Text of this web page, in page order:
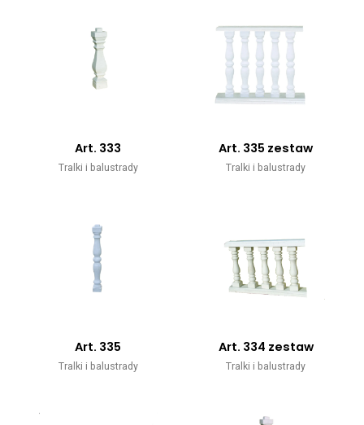
Art. 333
Tralki i balustrady
Art. 335 zestaw
Tralki i balustrady
Art. 335
Tralki i balustrady
Art. 334 zestaw
Tralki i balustrady